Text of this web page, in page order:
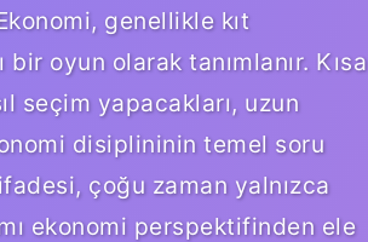
genellikle kıt
bir oyun olarak tanımlanır. Kısa
seçim yapacakları, uzun
disiplininin temel soru
çoğu zaman yalnızca
ekonomi perspektifinden ele